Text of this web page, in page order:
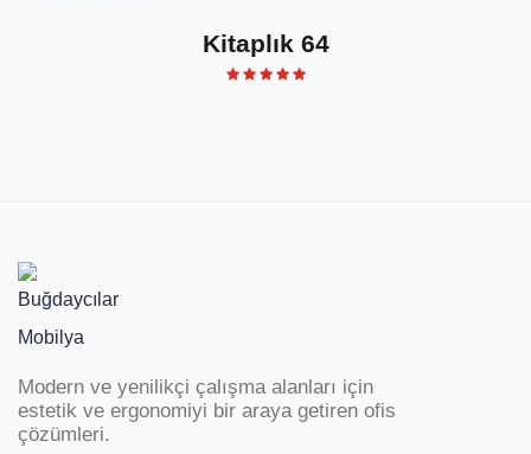
Kitaplık 64
Modern ve yenilikçi çalışma alanları için
estetik ve ergonomiyi bir araya getiren ofis
çözümleri.